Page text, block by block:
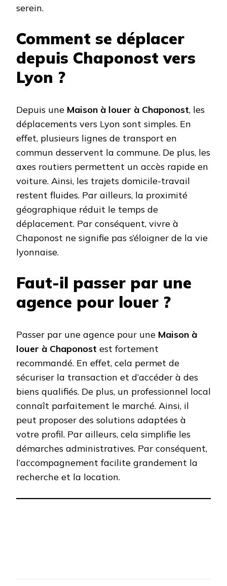
serein.
Comment se déplacer
depuis Chaponost vers
Lyon ?
Depuis une Maison à louer à Chaponost, les
déplacements vers Lyon sont simples. En
effet, plusieurs lignes de transport en
commun desservent la commune. De plus, les
axes routiers permettent un accès rapide en
voiture. Ainsi, les trajets domicile-travail
restent fluides. Par ailleurs, la proximité
géographique réduit le temps de
déplacement. Par conséquent, vivre à
Chaponost ne signifie pas s’éloigner de la vie
lyonnaise.
Faut-il passer par une
agence pour louer ?
Passer par une agence pour une Maison à
louer à Chaponost est fortement
recommandé. En effet, cela permet de
sécuriser la transaction et d’accéder à des
biens qualifiés. De plus, un professionnel local
connaît parfaitement le marché. Ainsi, il
peut proposer des solutions adaptées à
votre profil. Par ailleurs, cela simplifie les
démarches administratives. Par conséquent,
l’accompagnement facilite grandement la
recherche et la location.